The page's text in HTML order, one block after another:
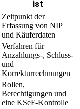
ist
Zeitpunkt der
Erfassung von NIP
und Käuferdaten
Verfahren für
Anzahlungs-, Schluss-
und
Korrekturrechnungen
Rollen,
Berechtigungen und
eine KSeF-Kontrolle